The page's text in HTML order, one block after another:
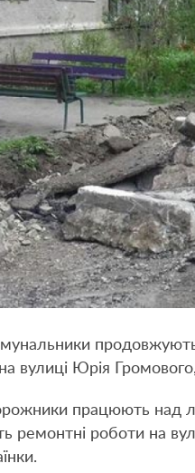
вулиці Юрія
працюють над
ремонтні роботи на